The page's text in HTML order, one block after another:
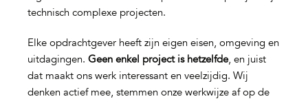
technisch complexe projecten.
Elke opdrachtgever heeft zijn eigen eisen, omgeving en
uitdagingen. Geen enkel project is hetzelfde, en juist
dat maakt ons werk interessant en veelzijdig. Wij
denken actief mee, stemmen onze werkwijze af op de